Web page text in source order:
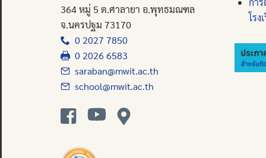
364 หมู่ 5 ต.ศาลายา อ.พุทธมณฑล
จ.นครปฐม 73170
0 2027 7850
0 2026 6583
saraban@mwit.ac.th
school@mwit.ac.th
โร